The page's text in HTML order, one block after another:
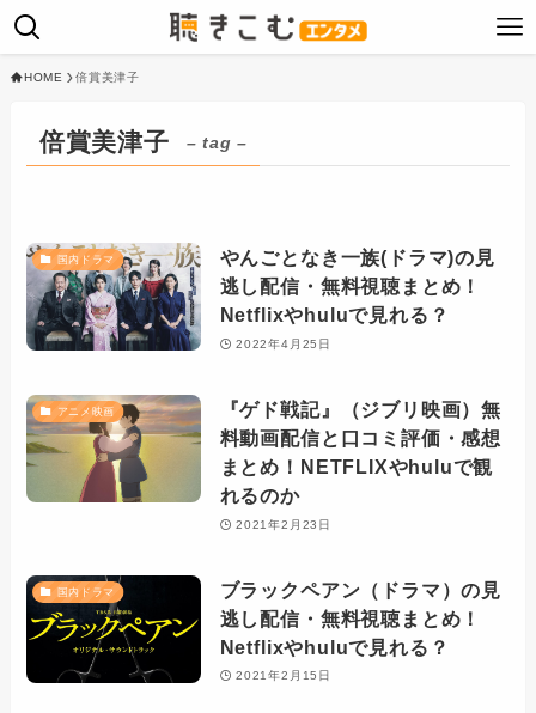
HOME 倍賞美津子
倍賞美津子 – tag –
国内ドラマ
やんごとなき一族(ドラマ)の見
逃し配信・無料視聴まとめ！
Netflixやhuluで見れる？
2022年4月25日
アニメ映画
『ゲド戦記』（ジブリ映画）無
料動画配信と口コミ評価・感想
まとめ！NETFLIXやhuluで観
れるのか
2021年2月23日
国内ドラマ
ブラックペアン（ドラマ）の見
逃し配信・無料視聴まとめ！
Netflixやhuluで見れる？
2021年2月15日